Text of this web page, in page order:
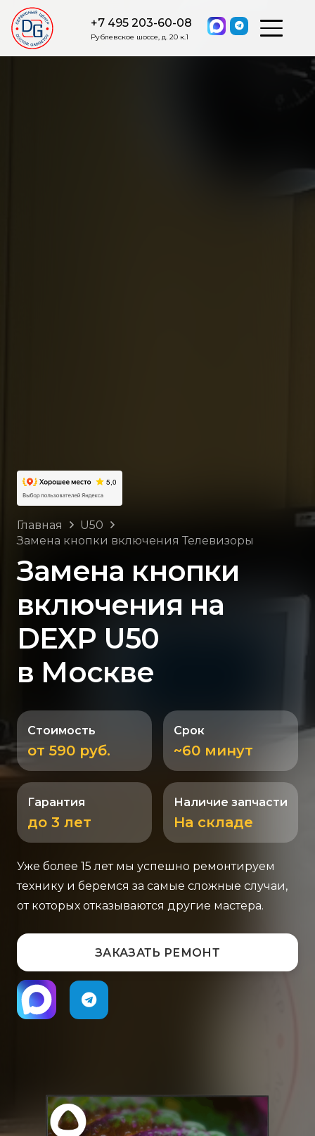
+7 495 203-60-08
Рублевское шоссе, д. 20 к.1
Главная
U50
Замена кнопки включения Телевизоры
Замена кнопки
включения на
DEXP U50
в Москве
Стоимость
от 590 руб.
Срок
~60 минут
Гарантия
до 3 лет
Наличие запчасти
На складе
Уже более 15 лет мы успешно ремонтируем
технику и беремся за самые сложные случаи,
от которых отказываются другие мастера.
ЗАКАЗАТЬ РЕМОНТ